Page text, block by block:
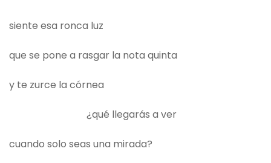
siente esa ronca luz
que se pone a rasgar la nota quinta
y te zurce la córnea
¿qué llegarás a ver
cuando solo seas una mirada?